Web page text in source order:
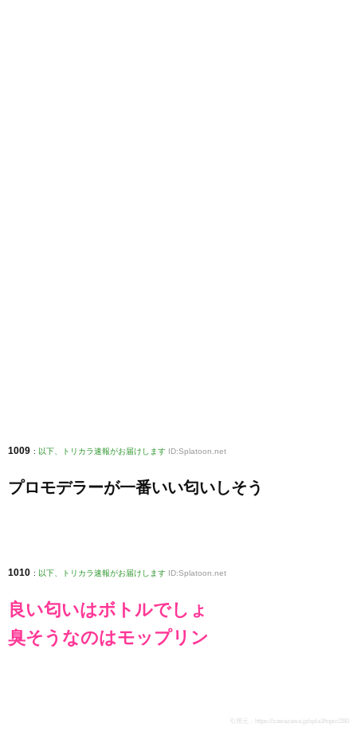
1009 : 以下、トリカラ速報がお届けします ID:Splatoon.net
プロモデラーが一番いい匂いしそう
1010 : 以下、トリカラ速報がお届けします ID:Splatoon.net
良い匂いはボトルでしょ
臭そうなのはモップリン
引用元： https://zawazawa.jp/spla3/topic/280